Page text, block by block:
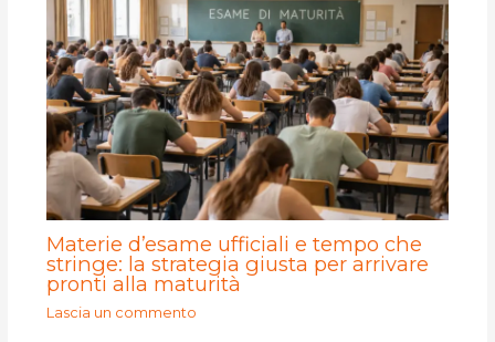
Materie d’esame ufficiali e tempo che
stringe: la strategia giusta per arrivare
pronti alla maturità
Lascia un commento